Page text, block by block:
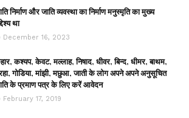
निर्माण और जाति व्यवस्था का निर्माण मनुस्मृति का मुख्य
था
December 16, 2023
कश्यप, केवट, मल्लाह, निषाद, धीवर, बिन्द, धीमर, बाथम,
गोडिया, मांझी, मछुआ, जाती के लोग अपने अपने अनुसूचित
के प्रमाण पत्र के लिए करें आवेदन
February 17, 2019